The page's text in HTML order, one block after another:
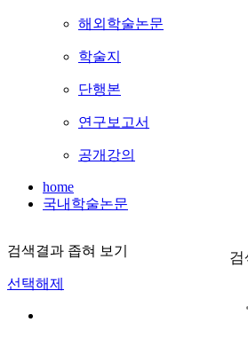
해외학술논문
학술지
단행본
연구보고서
공개강의
home
국내학술논문
검색결과 좁혀 보기
선택해제
검